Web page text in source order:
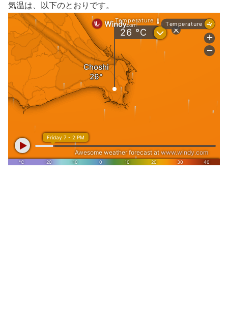
気温は、以下のとおりです。